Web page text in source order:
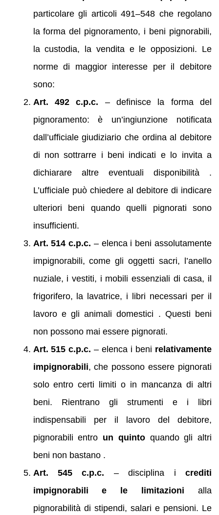
particolare gli articoli 491–548 che regolano
la forma del pignoramento, i beni pignorabili,
la custodia, la vendita e le opposizioni. Le
norme di maggior interesse per il debitore
sono:
Art. 492 c.p.c. – definisce la forma del
pignoramento: è un’ingiunzione notificata
dall’ufficiale giudiziario che ordina al debitore
di non sottrarre i beni indicati e lo invita a
dichiarare altre eventuali disponibilità .
L’ufficiale può chiedere al debitore di indicare
ulteriori beni quando quelli pignorati sono
insufficienti.
Art. 514 c.p.c. – elenca i beni assolutamente
impignorabili, come gli oggetti sacri, l’anello
nuziale, i vestiti, i mobili essenziali di casa, il
frigorifero, la lavatrice, i libri necessari per il
lavoro e gli animali domestici . Questi beni
non possono mai essere pignorati.
Art. 515 c.p.c. – elenca i beni relativamente
impignorabili, che possono essere pignorati
solo entro certi limiti o in mancanza di altri
beni. Rientrano gli strumenti e i libri
indispensabili per il lavoro del debitore,
pignorabili entro un quintoquando gli altri
beni non bastano .
Art. 545 c.p.c. – disciplina i crediti
impignorabili e le limitazioni alla
pignorabilità di stipendi, salari e pensioni. Le